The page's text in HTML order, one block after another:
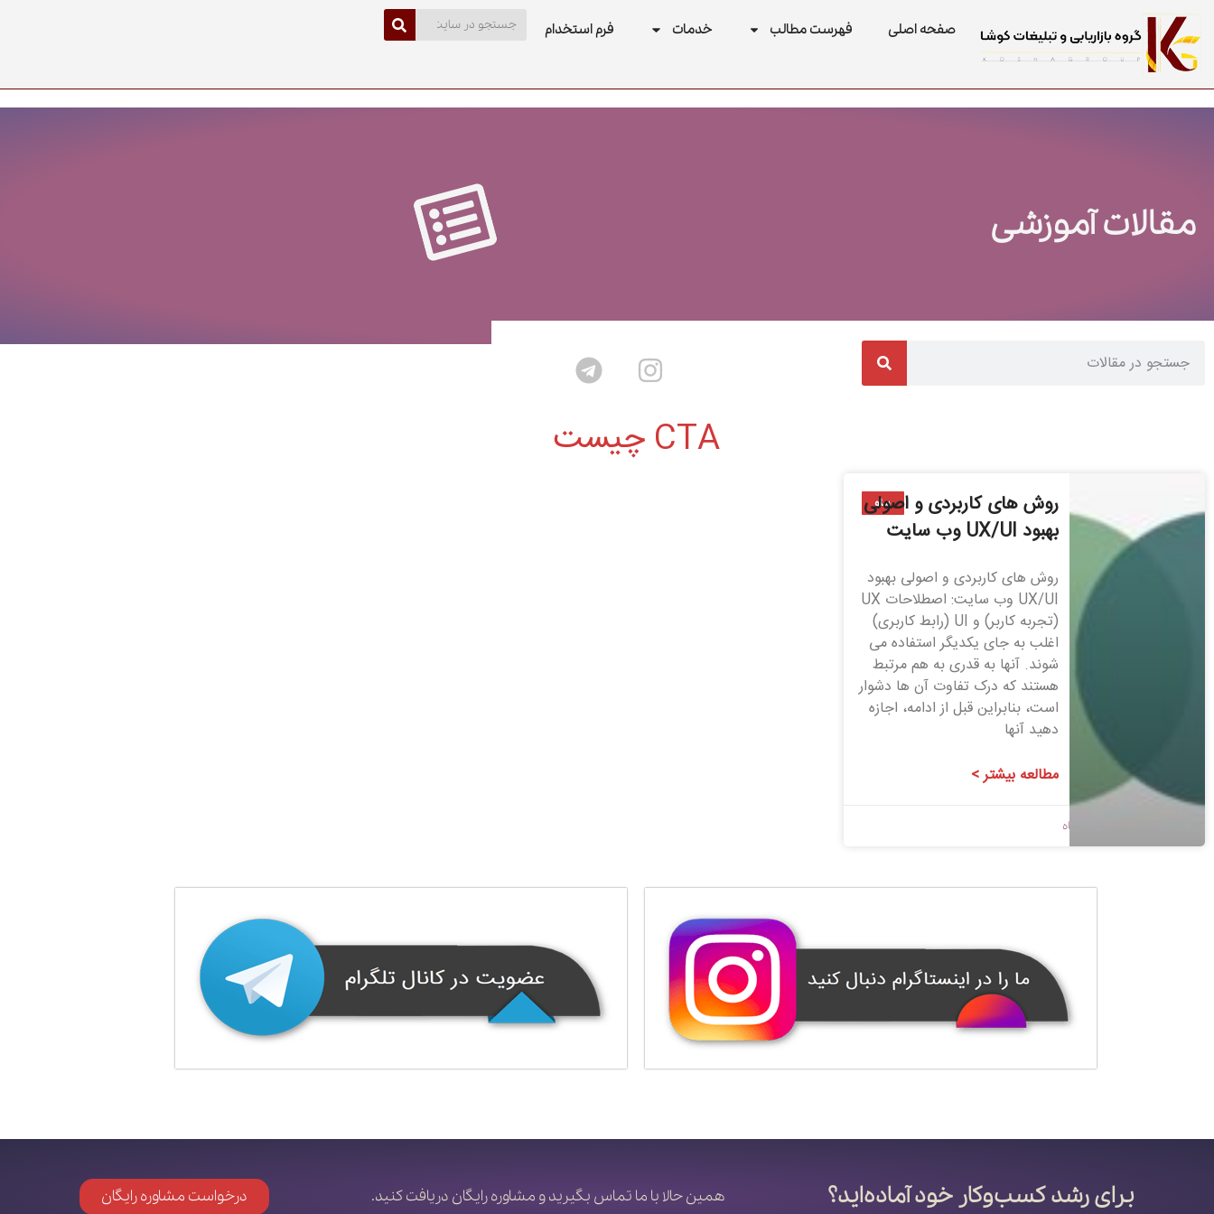
صفحه اصلی فهرست مطالب خدمات فرم استخدام
مقالات آموزشی
CTA چیست
سئو
روش های کاربردی و اصولی
بهبود UX/UI وب سایت
روش های کاربردی و اصولی بهبود
UX/UI وب سایت: اصطلاحات UX
(تجربه کاربر) و UI (رابط کاربری)
اغلب به جای یکدیگر استفاده می
شوند. آنها به قدری به هم مرتبط
هستند که درک تفاوت آن ها دشوار
است، بنابراین قبل از ادامه، اجازه
دهید آنها
مطالعه بیشتر >
بدون دیدگاه
برای رشد کسب‌وکار خود آماده‌اید؟ همین حالا با ما تماس بگیرید و مشاوره رایگان دریافت کنید. درخواست مشاوره رایگان